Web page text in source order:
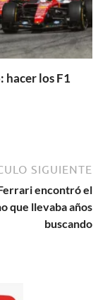
hacer los F1
SIGUIENTE
encontró el
que llevaba años
buscando